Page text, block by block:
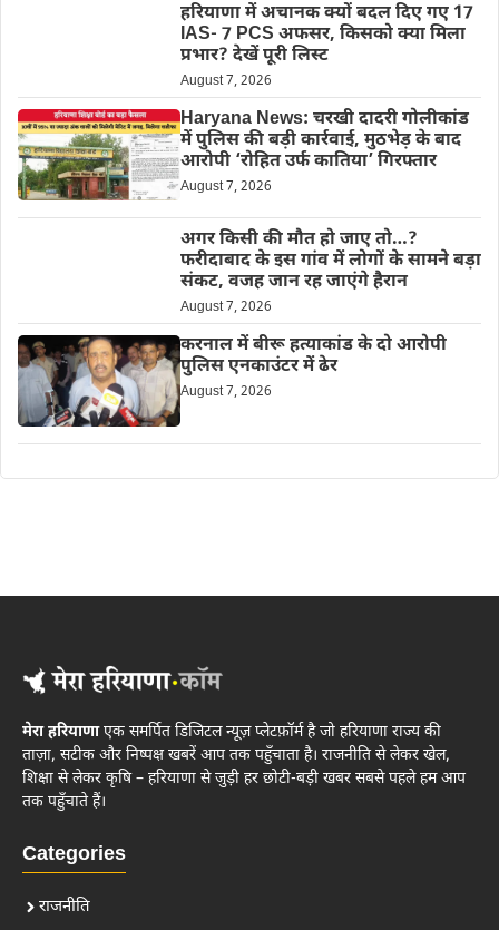
हरियाणा में अचानक क्यों बदल दिए गए 17
IAS- 7 PCS अफसर, किसको क्या मिला
प्रभार? देखें पूरी लिस्ट
August 7, 2026
Haryana News: चरखी दादरी गोलीकांड
में पुलिस की बड़ी कार्रवाई, मुठभेड़ के बाद
आरोपी ‘रोहित उर्फ कातिया’ गिरफ्तार
August 7, 2026
अगर किसी की मौत हो जाए तो…?
फरीदाबाद के इस गांव में लोगों के सामने बड़ा
संकट, वजह जान रह जाएंगे हैरान
August 7, 2026
करनाल में बीरू हत्याकांड के दो आरोपी
पुलिस एनकाउंटर में ढेर
August 7, 2026
मेरा हरियाणाएक समर्पित डिजिटल न्यूज़ प्लेटफ़ॉर्म है जो हरियाणा राज्य की
ताज़ा, सटीक और निष्पक्ष खबरें आप तक पहुँचाता है। राजनीति से लेकर खेल,
शिक्षा से लेकर कृषि – हरियाणा से जुड़ी हर छोटी-बड़ी खबर सबसे पहले हम आप
तक पहुँचाते हैं।
Categories
राजनीति